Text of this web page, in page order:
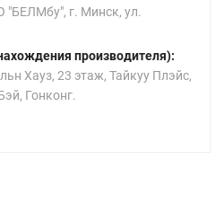
"БЕЛМбу", г. Минск, ул.
производителя):
Хауз, 23 этаж, Тайкуу Плэйс,
Гонконг.